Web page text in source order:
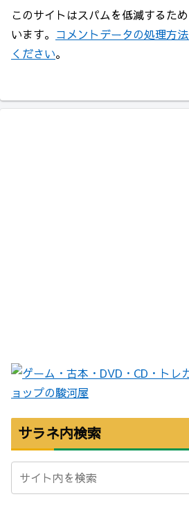
このサイトはスパムを低減するた
います。 コメントデータの処理方
ください。
サラネ内検索